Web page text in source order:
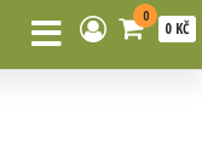
0
0 KČ